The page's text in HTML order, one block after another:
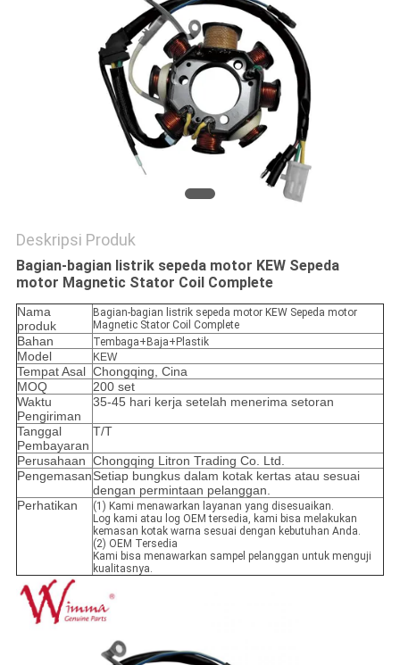
Deskripsi Produk
Bagian-bagian listrik sepeda motor KEW Sepeda
motor Magnetic Stator Coil Complete
Nama
produk
Bagian-bagian listrik sepeda motor KEW Sepeda motor
Magnetic Stator Coil Complete
Bahan Tembaga+Baja+Plastik
Model KEW
Tempat Asal Chongqing, Cina
MOQ
200 set
Waktu
Pengiriman
35-45 hari kerja setelah menerima setoran
Tanggal
Pembayaran
T/T
Perusahaan Chongqing Litron Trading Co. Ltd.
PengemasanSetiap bungkus dalam kotak kertas atau sesuai
dengan permintaan pelanggan.
Perhatikan
(1) Kami menawarkan layanan yang disesuaikan.
Log kami atau log OEM tersedia, kami bisa melakukan
kemasan kotak warna sesuai dengan kebutuhan Anda.
(2) OEM Tersedia
Kami bisa menawarkan sampel pelanggan untuk menguji
kualitasnya.